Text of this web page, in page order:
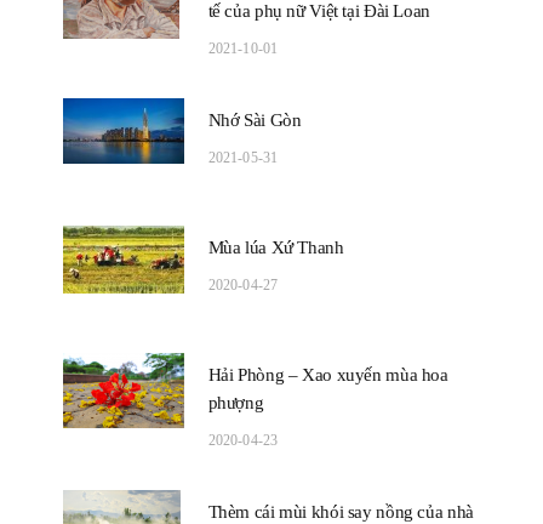
tế của phụ nữ Việt tại Đài Loan
2021-10-01
Nhớ Sài Gòn
2021-05-31
Mùa lúa Xứ Thanh
2020-04-27
Hải Phòng – Xao xuyến mùa hoa
phượng
2020-04-23
Thèm cái mùi khói say nồng của nhà